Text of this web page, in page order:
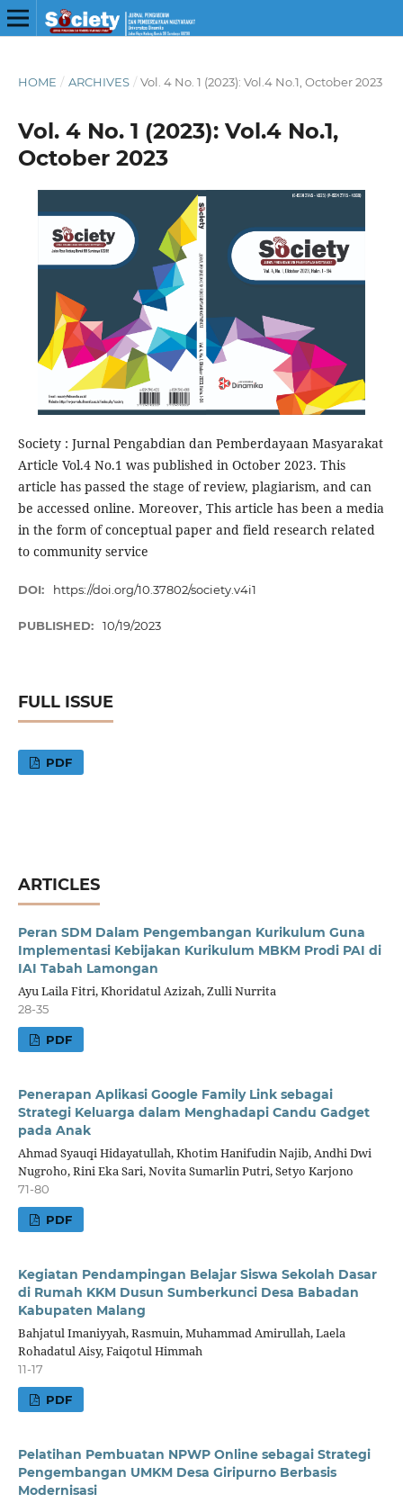
HOME / ARCHIVES / Vol. 4 No. 1 (2023): Vol.4 No.1, October 2023
Vol. 4 No. 1 (2023): Vol.4 No.1,
October 2023
Society : Jurnal Pengabdian dan Pemberdayaan Masyarakat
Article Vol.4 No.1 was published in October 2023. This
article has passed the stage of review, plagiarism, and can
be accessed online. Moreover, This article has been a media
in the form of conceptual paper and field research related
to community service
DOI: https://doi.org/10.37802/society.v4i1
PUBLISHED: 10/19/2023
FULL ISSUE
PDF
ARTICLES
Peran SDM Dalam Pengembangan Kurikulum Guna
Implementasi Kebijakan Kurikulum MBKM Prodi PAI di
IAI Tabah Lamongan
Ayu Laila Fitri, Khoridatul Azizah, Zulli Nurrita
28-35
PDF
Penerapan Aplikasi Google Family Link sebagai
Strategi Keluarga dalam Menghadapi Candu Gadget
pada Anak
Ahmad Syauqi Hidayatullah, Khotim Hanifudin Najib, Andhi Dwi
Nugroho, Rini Eka Sari, Novita Sumarlin Putri, Setyo Karjono
71-80
PDF
Kegiatan Pendampingan Belajar Siswa Sekolah Dasar
di Rumah KKM Dusun Sumberkunci Desa Babadan
Kabupaten Malang
Bahjatul Imaniyyah, Rasmuin, Muhammad Amirullah, Laela
Rohadatul Aisy, Faiqotul Himmah
11-17
PDF
Pelatihan Pembuatan NPWP Online sebagai Strategi
Pengembangan UMKM Desa Giripurno Berbasis
Modernisasi